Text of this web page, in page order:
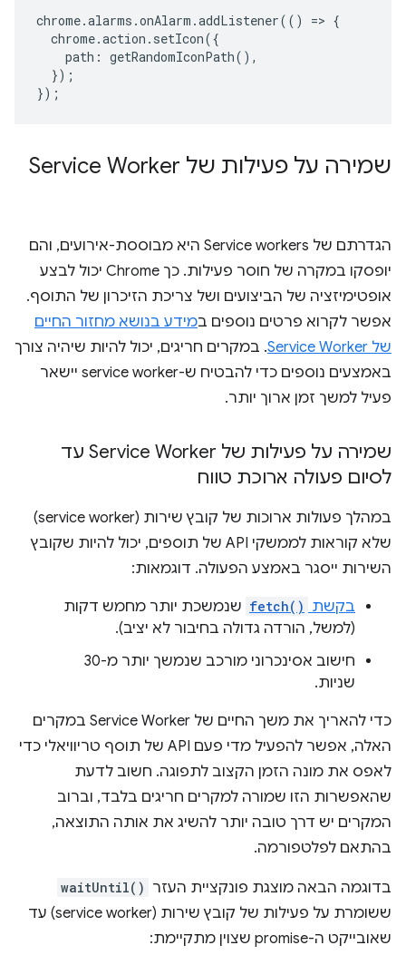
chrome.alarms .onAlarm .addListener(() => {
chrome.action . setIcon({
path : getRandomIconPath(),
});
});
שמירה על פעילות של Service Worker
הגדרתם של Service workers היא מבוססת-אירועים, והם
יופסקו במקרה של חוסר פעילות. כך Chrome יכול לבצע
אופטימיזציה של הביצועים ושל צריכת הזיכרון של התוסף.
אפשר לקרוא פרטים נוספים במידע בנושא מחזור החיים
של Service Worker
. במקרים חריגים, יכול להיות שיהיה צורך
באמצעים נוספים כדי להבטיח ש-service worker יישאר
פעיל למשך זמן ארוך יותר.
שמירה על פעילות של Service Worker עד
לסיום פעולה ארוכת טווח
במהלך פעולות ארוכות של קובץ שירות (service worker)
שלא קוראות לממשקי API של תוספים, יכול להיות שקובץ
השירות ייסגר באמצע הפעולה. דוגמאות:
בקשת fetch() שנמשכת יותר מחמש דקות
(למשל, הורדה גדולה בחיבור לא יציב).
חישוב אסינכרוני מורכב שנמשך יותר מ-30
שניות.
כדי להאריך את משך החיים של Service Worker במקרים
האלה, אפשר להפעיל מדי פעם API של תוסף טריוויאלי כדי
לאפס את מונה הזמן הקצוב לתפוגה. חשוב לדעת
שהאפשרות הזו שמורה למקרים חריגים בלבד, וברוב
המקרים יש דרך טובה יותר להשיג את אותה התוצאה,
בהתאם לפלטפורמה.
בדוגמה הבאה מוצגת פונקציית העזר waitUntil()
ששומרת על פעילות של קובץ שירות (service worker) עד
שאובייקט ה-promise שצוין מתקיימת: